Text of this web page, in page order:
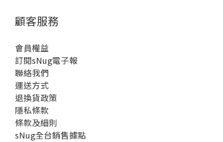
顧客服務
會員權益
訂閱sNug電子報
聯絡我們
運送方式
退換貨政策
隱私條款
條款及細則
sNug全台銷售據點